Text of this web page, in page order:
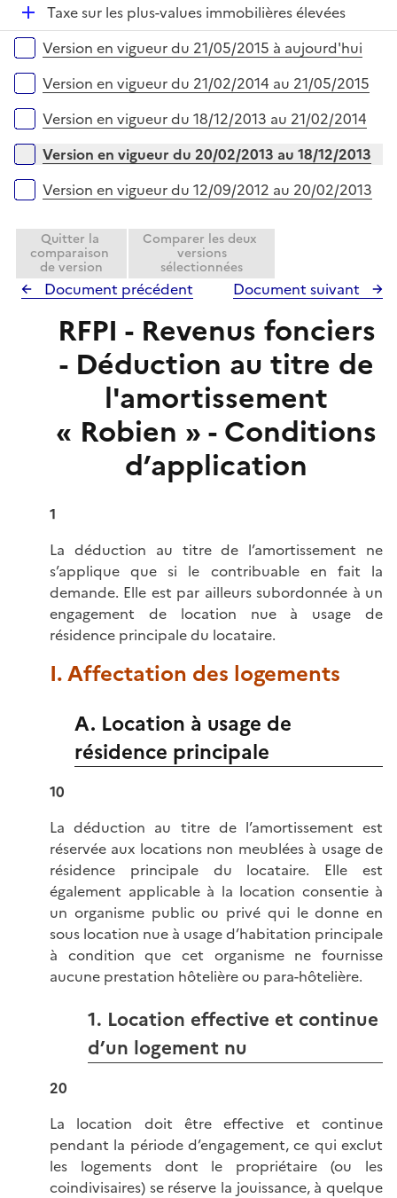
e
r
D
é
p
e
Taxe sur les plus-values immobilières élevées
Versions sur la période
Version en vigueur du 21/05/2015 à aujourd'hui
Version en vigueur du 21/02/2014 au 21/05/2015
Version en vigueur du 18/12/2013 au 21/02/2014
Version en vigueur du 20/02/2013 au 18/12/2013
Version en vigueur du 12/09/2012 au 20/02/2013
Quitter la
comparaison
de version
Comparer les deux
versions
sélectionnées
Document précédent Document suivant
RFPI - Revenus fonciers
- Déduction au titre de
l'amortissement
« Robien » - Conditions
d’application
1
La déduction au titre de l’amortissement ne
s’applique que si le contribuable en fait la
demande. Elle est par ailleurs subordonnée à un
engagement de location nue à usage de
résidence principale du locataire.
I. Affectation des logements
A. Location à usage de
résidence principale
10
La déduction au titre de l’amortissement est
réservée aux locations non meublées à usage de
résidence principale du locataire. Elle est
également applicable à la location consentie à
un organisme public ou privé qui le donne en
sous location nue à usage d’habitation principale
à condition que cet organisme ne fournisse
aucune prestation hôtelière ou para-hôtelière.
1. Location effective et continue
d’un logement nu
20
La location doit être effective et continue
pendant la période d’engagement, ce qui exclut
les logements dont le propriétaire (ou les
coindivisaires) se réserve la jouissance, à quelque